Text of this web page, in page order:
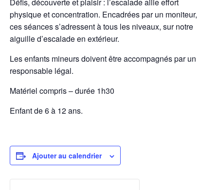
physique et concentration. Encadrées par un moniteur,
ces séances s’adressent à tous les niveaux, sur notre
aiguille d’escalade en extérieur.
Les enfants mineurs doivent être accompagnés par un
responsable légal.
Matériel compris – durée 1h30
Enfant de 6 à 12 ans.
Ajouter au calendrier